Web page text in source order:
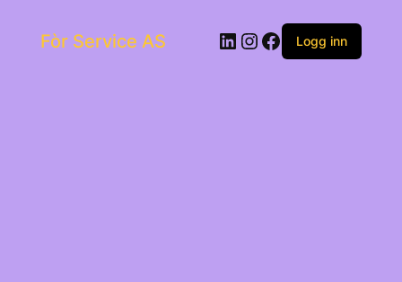
contentFòr Service AS LinkedIn
Instagram
Facebook
Logg inn